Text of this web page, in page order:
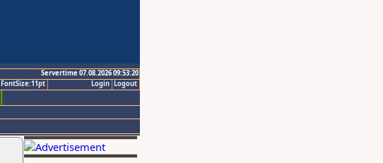
Servertime 07.08.2026 09:53:20
Logout
Login
FontSize:11pt